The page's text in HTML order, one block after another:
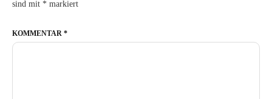
sind mit * markiert
KOMMENTAR *